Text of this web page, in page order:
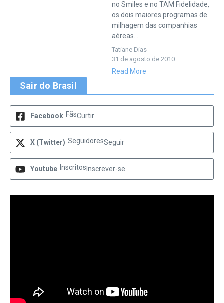
no Smiles e no TAM Fidelidade,
os dois maiores programas de
milhagem das companhias
aéreas...
Tatiane Dias
31 de agosto de 2010
Read More
Sair do Brasil
Facebook FãsCurtir
X (Twitter) SeguidoresSeguir
Youtube Inscritos Inscrever-se